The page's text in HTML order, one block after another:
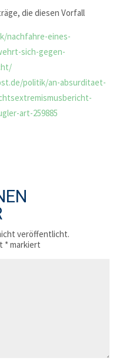
die diesen Vorfall
nachfahre-eines-
sich-gegen-
politik/an-absurditaet-
art-259885
veröffentlicht.
*markiert